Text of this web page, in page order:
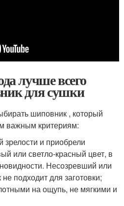
лучше всего
для сушки
шиповник , который
важным критериям:
зрелости и приобрели
или светло-красный цвет, в
Несозревший или
подходит для заготовки;
на ощупь, не мягкими и